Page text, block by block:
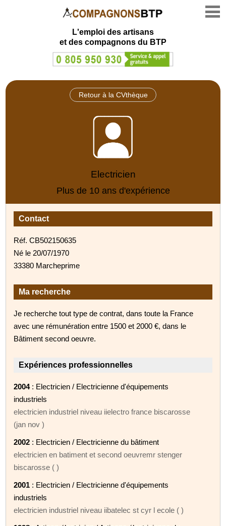
L'emploi des artisans
et des compagnons du BTP
Retour à la CVthèque
Electricien
Plus de 10 ans d'expérience
Contact
Réf. CB502150635
Né le 20/07/1970
33380 Marcheprime
Ma recherche
Je recherche tout type de contrat, dans toute la France
avec une rémunération entre 1500 et 2000 €, dans le
Bâtiment second oeuvre.
Expériences professionnelles
2004: Electricien / Electricienne d'équipements
industriels
electricien industriel niveau iielectro france biscarosse
(jan nov )
2002 : Electricien / Electricienne du bâtiment
electricien en batiment et second oeuvremr stenger
biscarosse ( )
2001 : Electricien / Electricienne d'équipements
industriels
electricien industriel niveau iibatelec st cyr l ecole ( )